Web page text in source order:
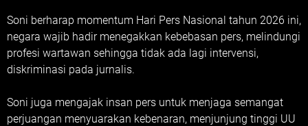
‎Soni berharap momentum Hari Pers Nasional tahun 2026 ini,
negara wajib hadir menegakkan kebebasan pers, melindungi
profesi wartawan sehingga tidak ada lagi intervensi,
diskriminasi pada jurnalis.
‎Soni juga mengajak insan pers untuk menjaga semangat
perjuangan menyuarakan kebenaran, menjunjung tinggi UU